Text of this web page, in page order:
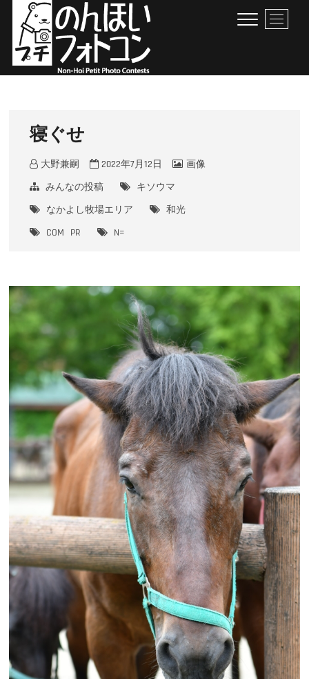
content
M
e
B
寝ぐせ
大野兼嗣 2022年7月12日
画像
みんなの投稿
キソウマ
なかよし牧場エリア
和光
COM
PR N=